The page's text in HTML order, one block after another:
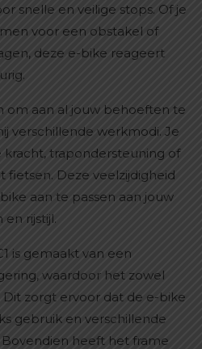
snelle en veilige stops. Of je
voor een obstakel of
deze e-bike reageert
om aan al jouw behoeften te
verschillende werkmodi. Je
kracht, trapondersteuning of
fietsen. Deze veelzijdigheid
aan te passen aan jouw
rijstijl.
is gemaakt van een
waardoor het zowel
Dit zorgt ervoor dat de e-bike
gebruik en verschillende
heeft het frame